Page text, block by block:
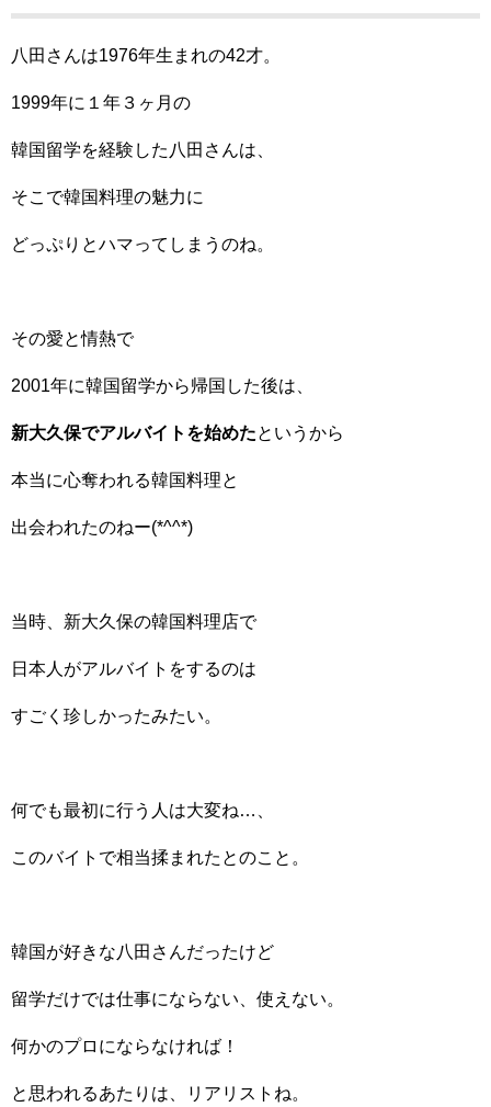
八田さんは1976年生まれの42才。
1999年に１年３ヶ月の
韓国留学を経験した八田さんは、
そこで韓国料理の魅力に
どっぷりとハマってしまうのね。
その愛と情熱で
2001年に韓国留学から帰国した後は、
新大久保でアルバイトを始めたというから
本当に心奪われる韓国料理と
出会われたのねー(*^^*)
当時、新大久保の韓国料理店で
日本人がアルバイトをするのは
すごく珍しかったみたい。
何でも最初に行う人は大変ね…、
このバイトで相当揉まれたとのこと。
韓国が好きな八田さんだったけど
留学だけでは仕事にならない、使えない。
何かのプロにならなければ！
と思われるあたりは、リアリストね。